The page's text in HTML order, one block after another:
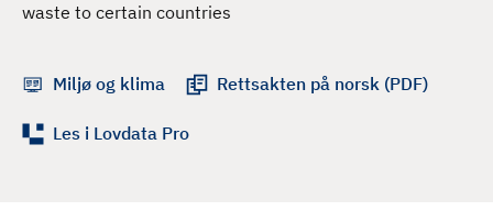
waste to certain countries
Miljø og klima Rettsakten på norsk (PDF)
Les i Lovdata Pro